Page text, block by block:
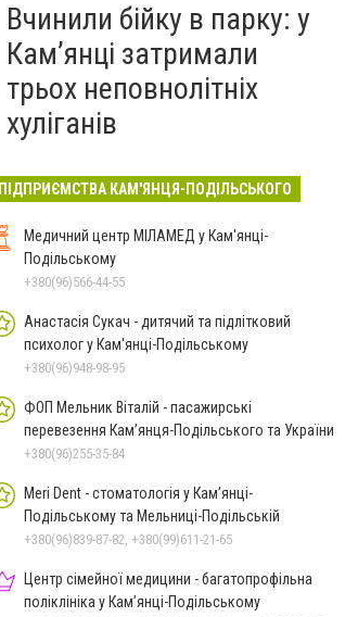
Вчинили бійку в парку: у
Кам’янці затримали
трьох неповнолітніх
хуліганів
ПІДПРИЄМСТВА КАМ'ЯНЦЯ-ПОДІЛЬСЬКОГО
Медичний центр МІЛАМЕД у Кам'янці-
Подільському
+380(96)566-44-55
Анастасія Сукач - дитячий та підлітковий
психолог у Кам'янці-Подільському
+380(96)948-98-95
ФОП Мельник Віталій - пасажирські
перевезення Кам’янця-Подільського та України
+380(96)255-35-84
Meri Dent - стоматологія у Кам’янці-
Подільському та Мельниці-Подільській
+380(96)839-87-82, +380(99)611-21-65
Центр сімейної медицини - багатопрофільна
поліклініка у Кам’янці-Подільському